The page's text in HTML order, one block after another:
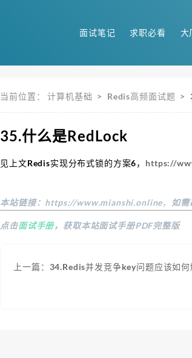
面试笔记 求职必看 大
当前位置：计算机基础 > Redis高频面试题 >
35.什么是RedLock
见上文Redis实现分布式锁的方案6， https://
本站链接： https://www.mianshi.online， 如
点击面试手册，获取本站面试手册PDF完整版
上一篇：34.Redis并发竞争key问题应该如何